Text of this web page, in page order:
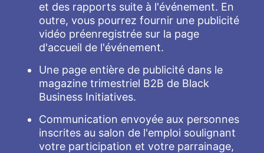
et des rapports suite à l'événement. En
outre, vous pourrez fournir une publicité
vidéo préenregistrée sur la page
d'accueil de l'événement.
Une page entière de publicité dans le
magazine trimestriel B2B de Black
Business Initiatives.
Communication envoyée aux personnes
inscrites au salon de l'emploi soulignant
votre participation et votre parrainage,